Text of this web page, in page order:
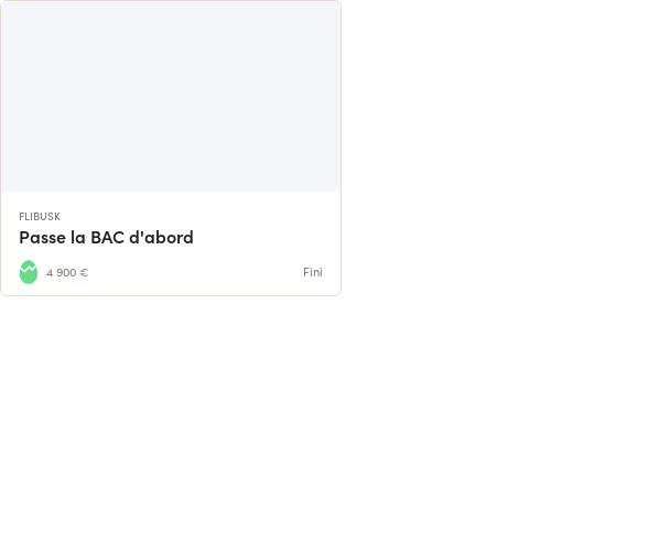
FLIBUSK
Passe la BAC d'abord
4 900 € Fini